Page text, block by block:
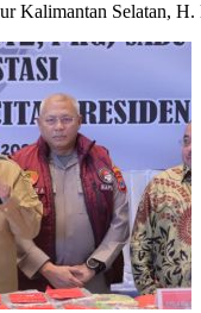
Kalimantan Selatan,